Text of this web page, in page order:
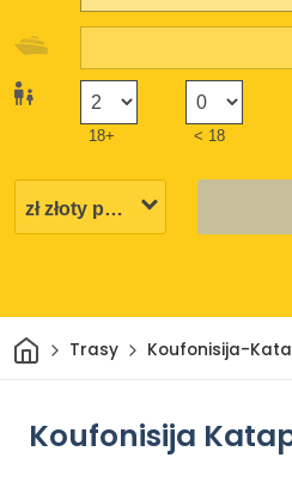
18+ < 18
DomTrasy Koufonisija-
Koufonisija